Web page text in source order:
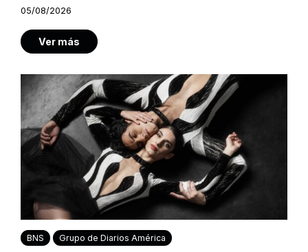
05/08/2026
Ver más
BNS Grupo de Diarios América